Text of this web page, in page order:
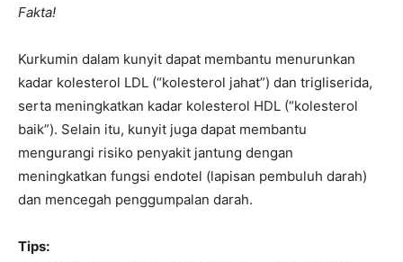
Fakta!
Kurkumin dalam kunyit dapat membantu menurunkan
kadar kolesterol LDL (“kolesterol jahat”) dan trigliserida,
serta meningkatkan kadar kolesterol HDL (“kolesterol
baik”). Selain itu, kunyit juga dapat membantu
mengurangi risiko penyakit jantung dengan
meningkatkan fungsi endotel (lapisan pembuluh darah)
dan mencegah penggumpalan darah.
Tips: